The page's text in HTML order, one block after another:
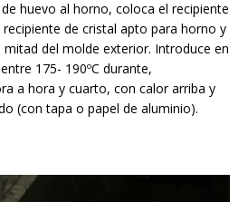
huevo al horno, coloca el recipiente
de cristal apto para horno y
del molde exterior. Introduce en
175- 190ºC durante,
a hora y cuarto, con calor arriba y
(con tapa o papel de aluminio).